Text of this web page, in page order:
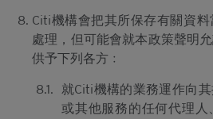
Citi機構會把其所保存有關資
處理，但可能會就本政策聲明
供予下列各方﹕
8.1.
就Citi機構的業務運作向
或其他服務的任何代理